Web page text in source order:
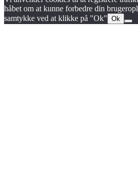
håbet om at kunne forbedre din
samtykke ved at klikke på "Ok" Ok